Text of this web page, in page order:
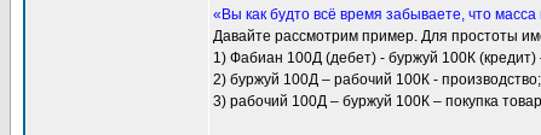
«Вы как будто всё время забываете, что
Давайте рассмотрим пример. Для простоты
1) Фабиан 100Д (дебет) - буржуй 100К (кредит)
2) буржуй 100Д – рабочий 100К - производство;
3) рабочий 100Д – буржуй 100К – покупка